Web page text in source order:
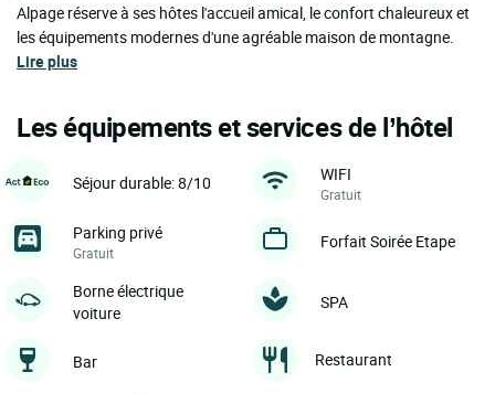
Alpage réserve à ses hôtes l'accueil amical, le confort chaleureux et
les équipements modernes d'une agréable maison de montagne.
Lire plus
Les équipements et services de l’hôtel
Séjour durable: 8/10 WIFI
Gratuit
Parking privé
Gratuit
Forfait Soirée Etape
Borne électrique
voiture
SPA
Bar Restaurant